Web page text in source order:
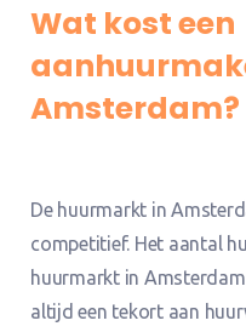
Wat kost een
Amsterdam?
De huurmarkt in
competitief. Het aantal
huurmarkt in
altijd een tekort aan